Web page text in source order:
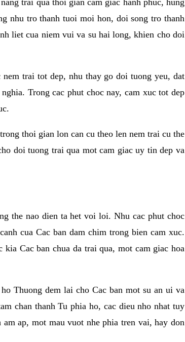
trai qua thoi gian cam giac hanh phuc, hung
nhu tro thanh tuoi moi hon, doi song tro thanh
liet cua niem vui va su hai long, khien cho doi
trai tot dep, nhu thay go doi tuong yeu, dat
Trong cac phut choc nay, cam xuc tot dep
thoi gian lon can cu theo len nem trai cu the
doi tuong trai qua mot cam giac uy tin dep va
the nao dien ta het voi loi. Nhu cac phut choc
cua Cac ban dam chim trong bien cam xuc.
Cac ban chua da trai qua, mot cam giac hoa
Thuong dem lai cho Cac ban mot su an ui va
chan thanh Tu phia ho, cac dieu nho nhat tuy
ap, mot mau vuot nhe phia tren vai, hay don